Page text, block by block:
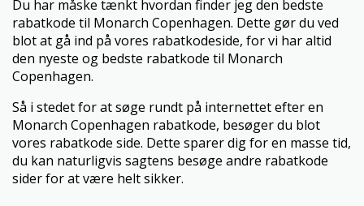
Du har måske tænkt hvordan finder jeg den bedste
rabatkode til Monarch Copenhagen. Dette gør du ved
blot at gå ind på vores rabatkodeside, for vi har altid
den nyeste og bedste rabatkode til Monarch
Copenhagen.
Så i stedet for at søge rundt på internettet efter en
Monarch Copenhagen rabatkode, besøger du blot
vores rabatkode side. Dette sparer dig for en masse tid,
du kan naturligvis sagtens besøge andre rabatkode
sider for at være helt sikker.